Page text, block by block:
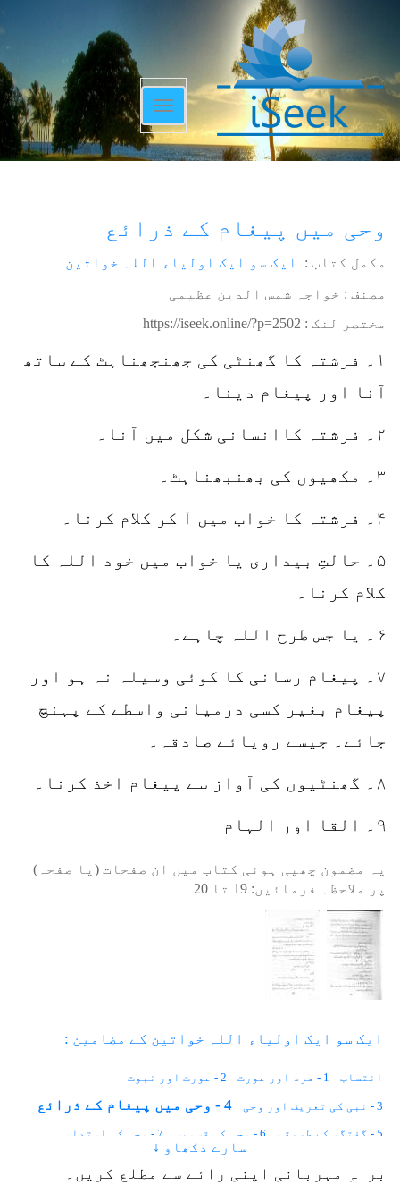
Toggle
navigation
وحی میں پیغام کے ذرائع
مکمل کتاب : ایک سو ایک اولیاء اللہ خواتین
مصنف : خواجہ شمس الدین عظیمی
مختصر لنک : https://iseek.online/?p=2502
۱۔ فرشتہ کا گھنٹی کی جھنجھناہٹ کے ساتھ
آنا اور پیغام دینا۔
۲۔ فرشتہ کاانسانی شکل میں آنا۔
۳۔ مکھیوں کی بھنبھناہٹ۔
۴۔ فرشتہ کا خواب میں آ کر کلام کرنا۔
۵۔ حالتِ بیداری یا خواب میں خود اللہ کا
کلام کرنا۔
۶۔ یا جس طرح اللہ چاہے۔
۷۔ پیغام رسانی کا کوئی وسیلہ نہ ہو اور
پیغام بغیر کسی درمیانی واسطے کے پہنچ
جائے۔ جیسے رویائے صادقہ۔
۸۔ گھنٹیوں کی آواز سے پیغام اخذ کرنا۔
۹۔ القا اور الہام
یہ مضمون چھپی ہوئی کتاب میں ان صفحات (یا صفحہ)
پر ملاحظہ فرمائیں: 19 تا 20
ایک سو ایک اولیاء اللہ خواتین کے مضامین :
انتساب 1 - مرد اور عورت 2 - عورت اور نبوت
3 - نبی کی تعریف اور وحی 4 - وحی میں پیغام کے ذرائع
5 - گفتگو کے طریقے 6 - وحی کی قسمیں
7 - وحی کی ابتداء
11 - آدم و حوا جنت میں
12 - ماں اور اولاد
سارے دکھاو ↓
براہِ مہربانی اپنی رائے سے مطلع کریں۔